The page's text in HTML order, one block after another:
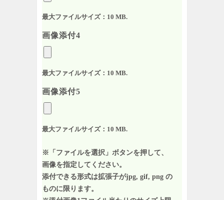
最大ファイルサイズ：10 MB.
画像添付4
最大ファイルサイズ：10 MB.
画像添付5
最大ファイルサイズ：10 MB.
※「ファイルを選択」ボタンを押して、
画像を指定してください。
添付できる形式は拡張子がjpg, gif, png の
ものに限ります。